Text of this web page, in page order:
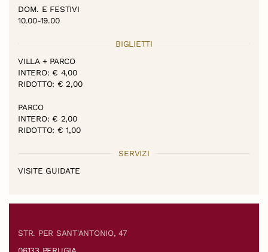
DOM. E FESTIVI
10.00-19.00
BIGLIETTI
VILLA + PARCO
INTERO: € 4,00
RIDOTTO: € 2,00
PARCO
INTERO: € 2,00
RIDOTTO: € 1,00
SERVIZI
VISITE GUIDATE
STR. PER SANT'ANTONIO, 47
06133 PERUGIA